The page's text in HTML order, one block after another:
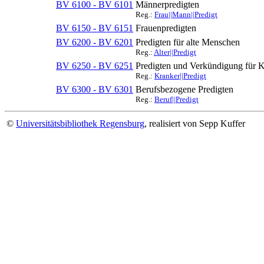
BV 6100 - BV 6101 Männerpredigten
Reg.: Frau||Mann||Predigt
BV 6150 - BV 6151 Frauenpredigten
BV 6200 - BV 6201 Predigten für alte Menschen
Reg.: Alter||Predigt
BV 6250 - BV 6251 Predigten und Verkündigung für
Reg.: Kranker||Predigt
BV 6300 - BV 6301 Berufsbezogene Predigten
Reg.: Beruf||Predigt
© Universitätsbibliothek Regensburg, realisiert von Sepp Kuffer